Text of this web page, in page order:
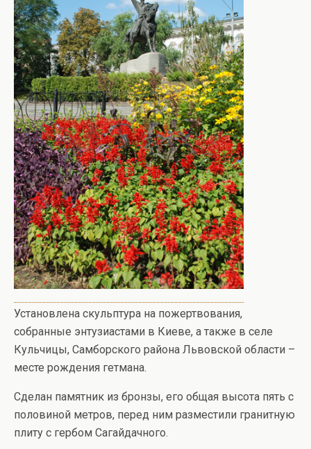
Установлена скульптура на пожертвования,
собранные энтузиастами в Киеве, а также в селе
Кульчицы, Самборского района Львовской области –
месте рождения гетмана.
Сделан памятник из бронзы, его общая высота пять с
половиной метров, перед ним разместили гранитную
плиту с гербом Сагайдачного.